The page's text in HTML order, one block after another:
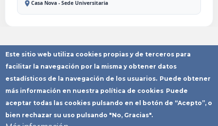
Este sitio web utiliza cookies propias y de terceros para
facilitar la navegación por la misma y obtener datos
estadísticos de la navegación de los usuarios. Puede obtener
más información en nuestra política de cookies Puede
aceptar todas las cookies pulsando en el botón de “Acepto”, o
bien rechazar su uso pulsando "No, Gracias".
Casa Nova - Sede Universitaria
Aviso Legal
Política de
Privacidad
Política de
Cookies
Declaración
Accesibilidad
Mapa del
Copyright © Ayuntamiento de Calp